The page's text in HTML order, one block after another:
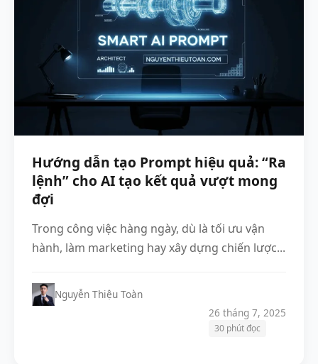
Hướng dẫn tạo Prompt hiệu quả: “Ra
lệnh” cho AI tạo kết quả vượt mong
đợi
Trong công việc hàng ngày, dù là tối ưu vận
hành, làm marketing hay xây dựng chiến lược...
Nguyễn Thiệu Toàn
26 tháng 7, 2025
30 phút đọc